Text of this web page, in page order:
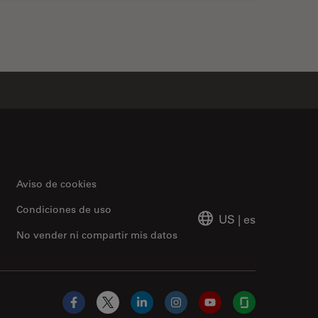
Aviso de cookies
No vender ni compartir mis datos
Condiciones de uso
US | es
Facebook
X LinkedInInstagramYouTubeGlassdoor